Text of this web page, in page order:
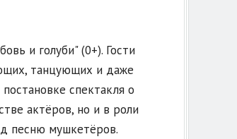
и голуби" (0+). Гости
танцующих и даже
спектакля о
актёров, но и в роли
песню мушкетёров.